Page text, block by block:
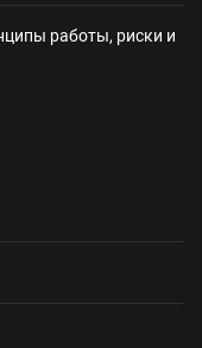
работы, риски и